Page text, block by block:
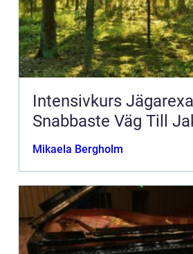
Intensivkurs
Snabbaste Väg Till
Mikaela Bergholm